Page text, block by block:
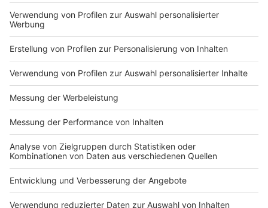
Impressum
Nutzungsbedingungen
Jobs
Presse
Kontakt
Studio-Hotline
Verkehrs-Hotline
Newsletter